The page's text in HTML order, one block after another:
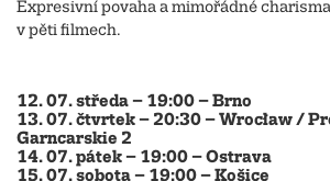
Expresivní povaha a mimořádné
v pěti filmech.
12. 07. středa – 19:00 – Brno
13. 07. čtvrtek – 20:30 – Wrocław /
Garncarskie 2
14. 07. pátek – 19:00 – Ostrava
15. 07. sobota – 19:00 – Košice